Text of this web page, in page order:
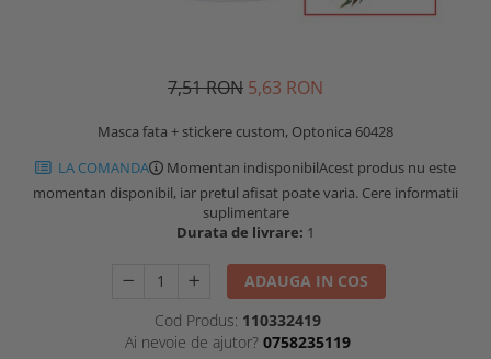
7,51 RON 5,63 RON
Masca fata + stickere custom, Optonica 60428
LA COMANDA
Momentan indisponibilAcest produs nu este
momentan disponibil, iar pretul afisat poate varia. Cere informatii
suplimentare
Durata de livrare: 1
ADAUGA IN COS
Cod Produs: 110332419
Ai nevoie de ajutor? 0758235119